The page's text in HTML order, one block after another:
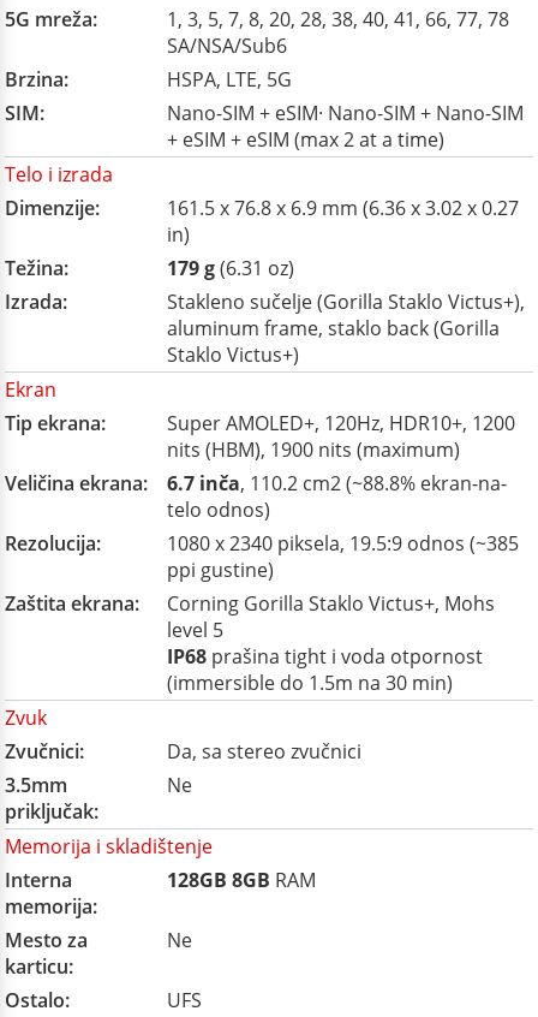
5G mreža:
1, 3, 5, 7, 8, 20, 28, 38, 40, 41, 66, 77, 78
SA/NSA/Sub6
Brzina:
HSPA, LTE, 5G
SIM:
Nano-SIM + eSIM· Nano-SIM + Nano-SIM
+ eSIM + eSIM (max 2 at a time)
Telo i izrada
Dimenzije:
161.5 x 76.8 x 6.9 mm (6.36 x 3.02 x 0.27
in)
Težina:
179 g(6.31 oz)
Izrada:
Stakleno sučelje (Gorilla Staklo Victus+),
aluminum frame, staklo back (Gorilla
Staklo Victus+)
Ekran
Tip ekrana:
Super AMOLED+, 120Hz, HDR10+, 1200
nits (HBM), 1900 nits (maximum)
Veličina ekrana:
6.7 inča, 110.2 cm2 (~88.8% ekran-na-
telo odnos)
Rezolucija:
1080 x 2340 piksela, 19.5:9 odnos (~385
ppi gustine)
Zaštita ekrana:
Corning Gorilla Staklo Victus+, Mohs
level 5
IP68 prašina tight i voda otpornost
(immersible do 1.5m na 30 min)
Zvuk
Zvučnici:
Da, sa stereo zvučnici
3.5mm
priključak:
Ne
Memorija i skladištenje
Interna
memorija:
128GB 8GB RAM
Mesto za
karticu:
Ne
Ostalo: UFS